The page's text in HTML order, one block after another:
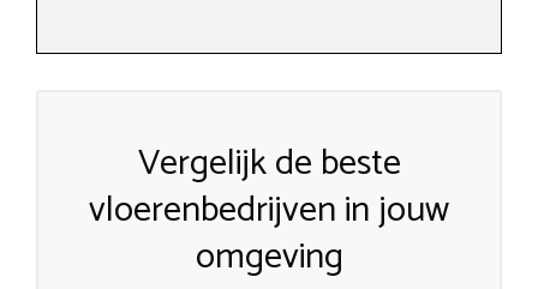
Vergelijk de beste
vloerenbedrijven in jouw
omgeving